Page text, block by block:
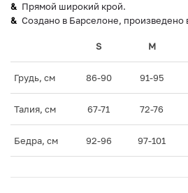
Прямой широкий крой.
Создано в Барселоне, произведено
S M
Грудь, см 86-90 91-95
Талия, см 67-71 72-76
Бедра, см 92-96 97-101